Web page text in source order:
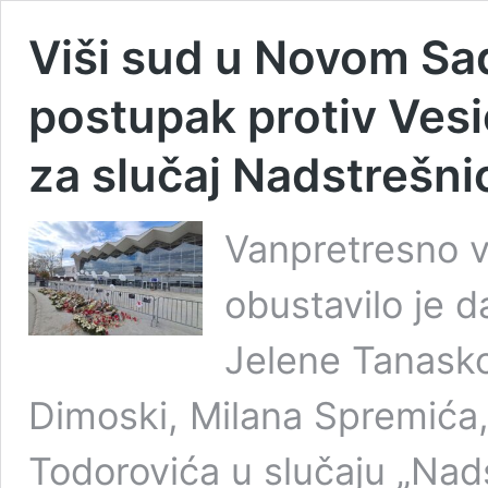
Viši sud u Novom
postupak protiv
za slučaj
Vanpretresno
obustavilo je
Jelene
Dimoski, Milana
Todorovića u slučaju